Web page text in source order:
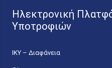
Ηλεκτρονική
Υποτροφιών
ΙΚΥ – Διαφάνεια